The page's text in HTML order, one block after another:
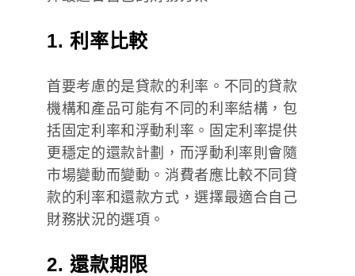
1. 利率比較
首要考慮的是貸款的利率。不同的貸款
機構和產品可能有不同的利率結構，包
括固定利率和浮動利率。固定利率提供
更穩定的還款計劃，而浮動利率則會隨
市場變動而變動。消費者應比較不同貸
款的利率和還款方式，選擇最適合自己
財務狀況的選項。
2. 還款期限